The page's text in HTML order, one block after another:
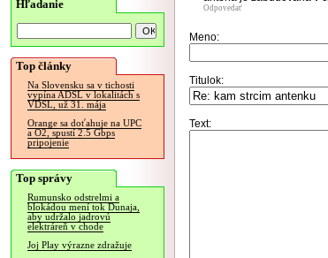
Hľadanie
Top články
Na Slovensku sa v tichosti
vypína ADSL v lokalitách s
VDSL, už 31. mája
Orange sa doťahuje na UPC
a O2, spustí 2.5 Gbps
pripojenie
Top správy
Rumunsko odstrelmi a
blokádou mení tok Dunaja,
aby udržalo jadrovú
elektráreň v chode
Joj Play výrazne zdražuje
Odpovedať
Meno:
Titulok:
Text: